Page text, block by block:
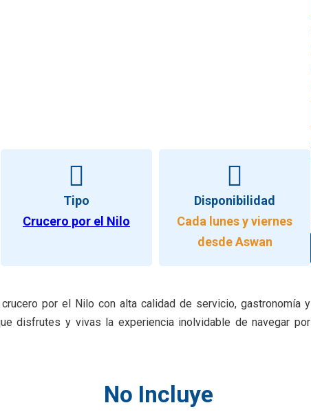
Tipo
Crucero por el Nilo
Disponibilidad
Cada lunes y viernes
desde Aswan
por el Nilo con alta calidad de servicio, gastronomía y
disfrutes y vivas la experiencia inolvidable de navegar por
No Incluye